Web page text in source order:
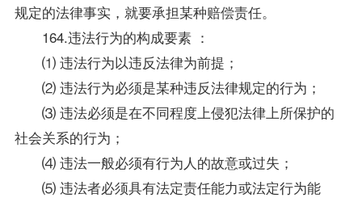
规定的法律事实，就要承担某种赔偿责任。
164.违法行为的构成要素 ：
⑴ 违法行为以违反法律为前提；
⑵ 违法行为必须是某种违反法律规定的行为；
⑶ 违法必须是在不同程度上侵犯法律上所保护的
社会关系的行为；
⑷ 违法一般必须有行为人的故意或过失；
⑸ 违法者必须具有法定责任能力或法定行为能